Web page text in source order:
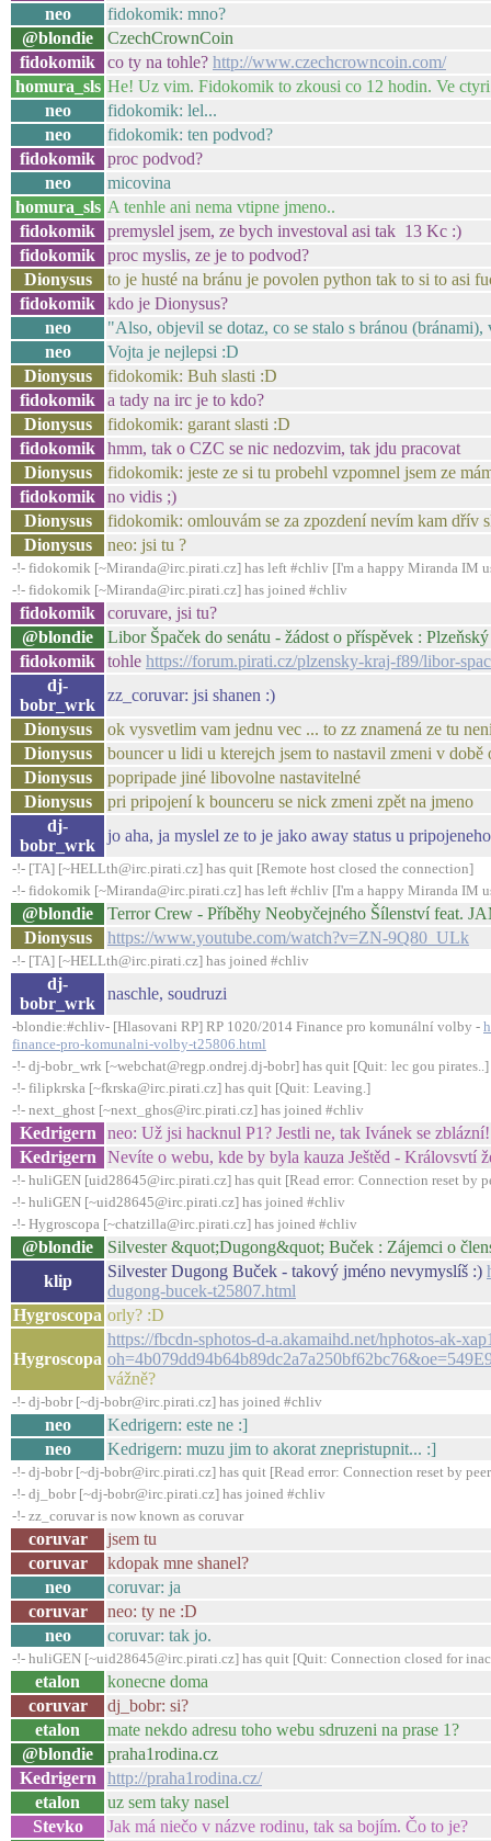
neo
fidokomik: mno?
@blondie
CzechCrownCoin
fidokomik
co ty na tohle? http://www.czechcrowncoin.com/
homura_sls He! Uz vim. Fidokomik to zkousi co 12 hodin. Ve
neo
fidokomik: lel...
neo
fidokomik: ten podvod?
fidokomik
proc podvod?
neo
micovina
homura_sls A tenhle ani nema vtipne jmeno..
fidokomik
premyslel jsem, ze bych investoval asi tak 13 Kc :)
fidokomik
proc myslis, ze je to podvod?
Dionysus
to je husté na bránu je povolen python tak to si to asi
fidokomik
kdo je Dionysus?
neo
"Also, objevil se dotaz, co se stalo s bránou
neo
Vojta je nejlepsi :D
Dionysus
fidokomik: Buh slasti :D
fidokomik
a tady na irc je to kdo?
Dionysus
fidokomik: garant slasti :D
fidokomik
hmm, tak o CZC se nic nedozvim, tak jdu pracovat
Dionysus
fidokomik: jeste ze si tu probehl vzpomnel jsem ze
fidokomik
no vidis ;)
Dionysus
fidokomik: omlouvám se za zpozdení nevím kam dřív
Dionysus
neo: jsi tu ?
-!- fidokomik [~Miranda@irc.pirati.cz] has left #chliv [I'm a happy Miranda IM
-!- fidokomik [~Miranda@irc.pirati.cz] has joined #chliv
fidokomik
coruvare, jsi tu?
@blondie
Libor Špaček do senátu - žádost o příspěvek :
fidokomik
tohle https://forum.pirati.cz/plzensky-kraj-f89/libor-
dj-
bobr_wrk
zz_coruvar: jsi shanen :)
Dionysus
ok vysvetlim vam jednu vec ... to zz znamená ze tu
Dionysus
bouncer u lidi u kterejch jsem to nastavil zmeni v době
Dionysus
popripade jiné libovolne nastavitelné
Dionysus
pri pripojení k bounceru se nick zmeni zpět na jmeno
dj-
bobr_wrk
jo aha, ja myslel ze to je jako away status u
-!- [TA] [~HELLth@irc.pirati.cz] has quit [Remote host closed the connection]
-!- fidokomik [~Miranda@irc.pirati.cz] has left #chliv [I'm a happy Miranda IM
@blondie
Terror Crew - Příběhy Neobyčejného Šílenství feat.
Dionysus
https://www.youtube.com/watch?v=ZN-9Q80_ULk
-!- [TA] [~HELLth@irc.pirati.cz] has joined #chliv
dj-
bobr_wrk
naschle, soudruzi
-blondie:#chliv- [Hlasovani RP] RP 1020/2014 Finance pro komunální volby -
finance-pro-komunalni-volby-t25806.html
-!- dj-bobr_wrk [~webchat@regp.ondrej.dj-bobr] has quit [Quit: lec gou pirates..]
-!- filipkrska [~fkrska@irc.pirati.cz] has quit [Quit: Leaving.]
-!- next_ghost [~next_ghos@irc.pirati.cz] has joined #chliv
Kedrigern
neo: Už jsi hacknul P1? Jestli ne, tak Ivánek se
Kedrigern
Nevíte o webu, kde by byla kauza Ještěd - Královsvtí
-!- huliGEN [uid28645@irc.pirati.cz] has quit [Read error: Connection reset by
-!- huliGEN [~uid28645@irc.pirati.cz] has joined #chliv
-!- Hygroscopa [~chatzilla@irc.pirati.cz] has joined #chliv
@blondie
Silvester &quot;Dugong&quot; Buček : Zájemci o
klip
Silvester Dugong Buček - takový jméno nevymyslíš :)
dugong-bucek-t25807.html
Hygroscopa orly? :D
Hygroscopa
https://fbcdn-sphotos-d-a.akamaihd.net/hphotos-ak-
vážně?
-!- dj-bobr [~dj-bobr@irc.pirati.cz] has joined #chliv
neo
Kedrigern: este ne :]
neo
Kedrigern: muzu jim to akorat znepristupnit... :]
-!- dj-bobr [~dj-bobr@irc.pirati.cz] has quit [Read error: Connection reset by
-!- dj_bobr [~dj-bobr@irc.pirati.cz] has joined #chliv
-!- zz_coruvar is now known as coruvar
coruvar
jsem tu
coruvar
kdopak mne shanel?
neo
coruvar: ja
coruvar
neo: ty ne :D
neo
coruvar: tak jo.
-!- huliGEN [~uid28645@irc.pirati.cz] has quit [Quit: Connection closed for
etalon
konecne doma
coruvar
dj_bobr: si?
etalon
mate nekdo adresu toho webu sdruzeni na prase 1?
@blondie
praha1rodina.cz
Kedrigern
http://praha1rodina.cz/
etalon
uz sem taky nasel
Stevko
Jak má niečo v názve rodinu, tak sa bojím. Čo to je?